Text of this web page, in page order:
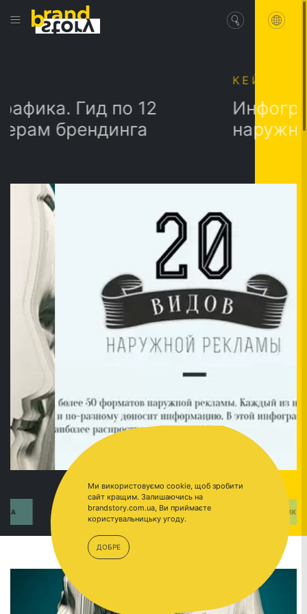
Гид по 12
брендинга
ИНФОГАФИКА
ПЕРЕЙТИ
КЕЙСИ
Инфографика: 20
наружной
Ми використовуємо cookie, щоб зробити
сайт кращим. Залишаючись на
brandstory.com.ua, Ви приймаєте
користувальницьку угоду.
ДОБРЕ